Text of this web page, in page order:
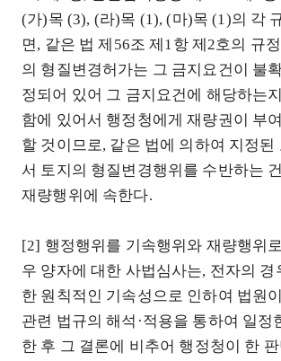
(가)목 (3), (라)목 (1), (마)목 (1)의 각
면, 같은 법 제56조 제1항 제2호의 규
의 형질변경허가는 그 금지요건이 불
정되어 있어 그 금지요건에 해당하는
함에 있어서 행정청에게 재량권이 부
할 것이므로, 같은 법에 의하여 지정된
서 토지의 형질변경행위를 수반하는
재량행위에 속한다.
[2] 행정행위를 기속행위와 재량행위
우 양자에 대한 사법심사는, 전자의 경
한 원칙적인 기속성으로 인하여 법원
관련 법규의 해석·적용을 통하여 일정
한 후 그 결론에 비추어 행정청이 한